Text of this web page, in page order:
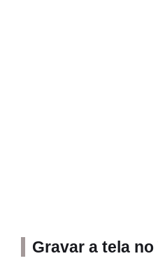
Gravar a tela